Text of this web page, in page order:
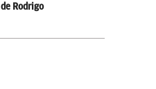
de Rodrigo